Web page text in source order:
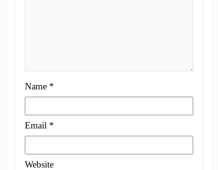
Name *
Email *
Website